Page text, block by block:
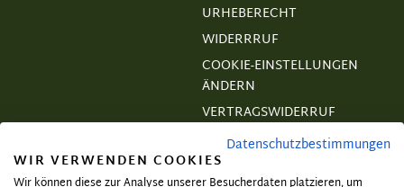
URHEBERECHT
WIDERRRUF
COOKIE-EINSTELLUNGEN
ÄNDERN
VERTRAGSWIDERRUF
Datenschutzbestimmungen
WIR VERWENDEN COOKIES